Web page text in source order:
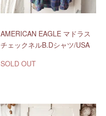
AMERICAN EAGLE マドラス
チェックネルB.Dシャツ/USA
SOLD OUT